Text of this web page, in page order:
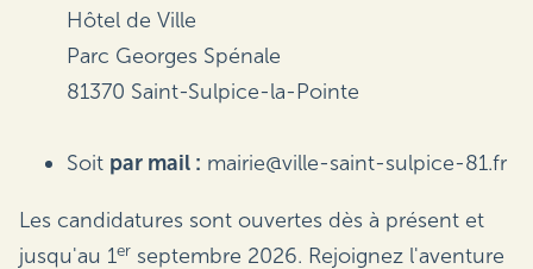
Hôtel de Ville
Parc Georges Spénale
81370 Saint-Sulpice-la-Pointe
Soit par mail : mairie@ville-saint-sulpice-81.fr
Les candidatures sont ouvertes dès à présent et
jusqu'au 1er septembre 2026. Rejoignez l'aventure